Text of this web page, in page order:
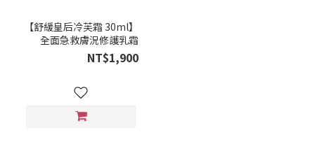
【舒緩皇后冷芙霜 30ml】
全面急救膚況修護乳霜
NT$1,900